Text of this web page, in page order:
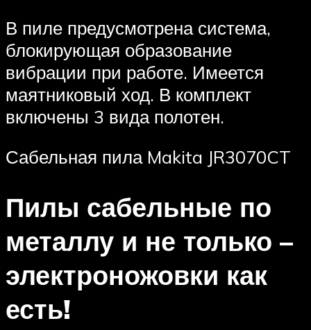
В пиле предусмотрена система,
блокирующая образование
вибрации при работе. Имеется
маятниковый ход. В комплект
включены 3 вида полотен.
Сабельная пила Makita JR3070CT
Пилы сабельные по
металлу и не только –
электроножовки как
есть!